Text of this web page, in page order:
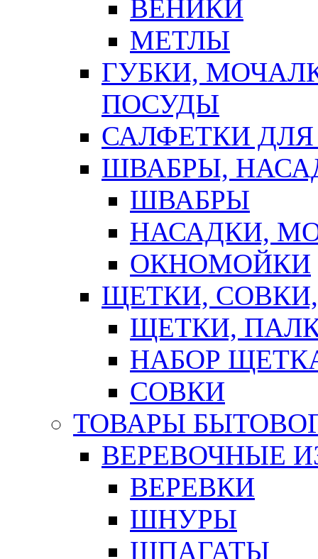
ВЕНИКИ
МЕТЛЫ
ГУБКИ,
ПОСУДЫ
САЛФЕТКИ
ШВАБРЫ,
ШВАБРЫ
НАСАДКИ,
ОКНОМОЙКИ
ЩЕТКИ,
ЩЕТКИ,
НАБОР
СОВКИ
ТОВАРЫ
ВЕРЕВОЧНЫЕ
ВЕРЕВКИ
ШНУРЫ
ШПАГАТЫ